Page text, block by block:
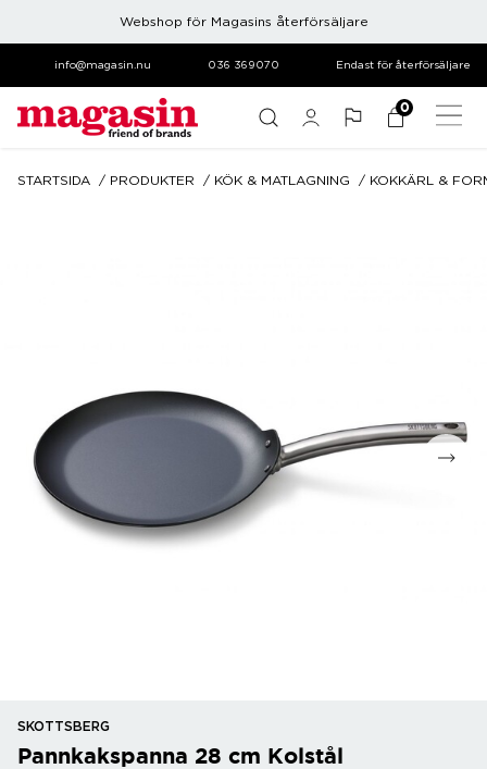
Webshop för Magasins återförsäljare
info@magasin.nu 036 369070 Endast för återförsäljare
0
STARTSIDA PRODUKTER KÖK & MATLAGNING KOKKÄRL &
SKOTTSBERG
Pannkakspanna 28 cm Kolstål